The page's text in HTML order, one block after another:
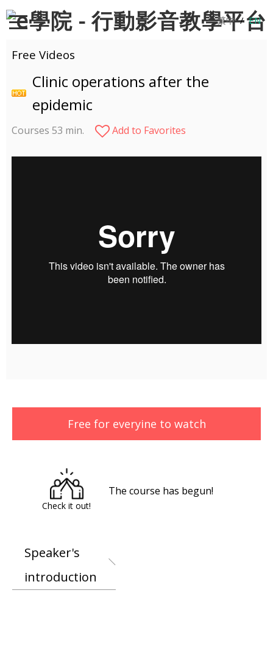
繁中 / EN
Free Videos
Clinic operations after the
epidemic
Courses 53 min. Add to Favorites
The course has begun!
Check it out!
Free for everyine to watch
Speaker's
introduction